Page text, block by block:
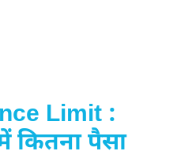
Limit :
कितना पैसा